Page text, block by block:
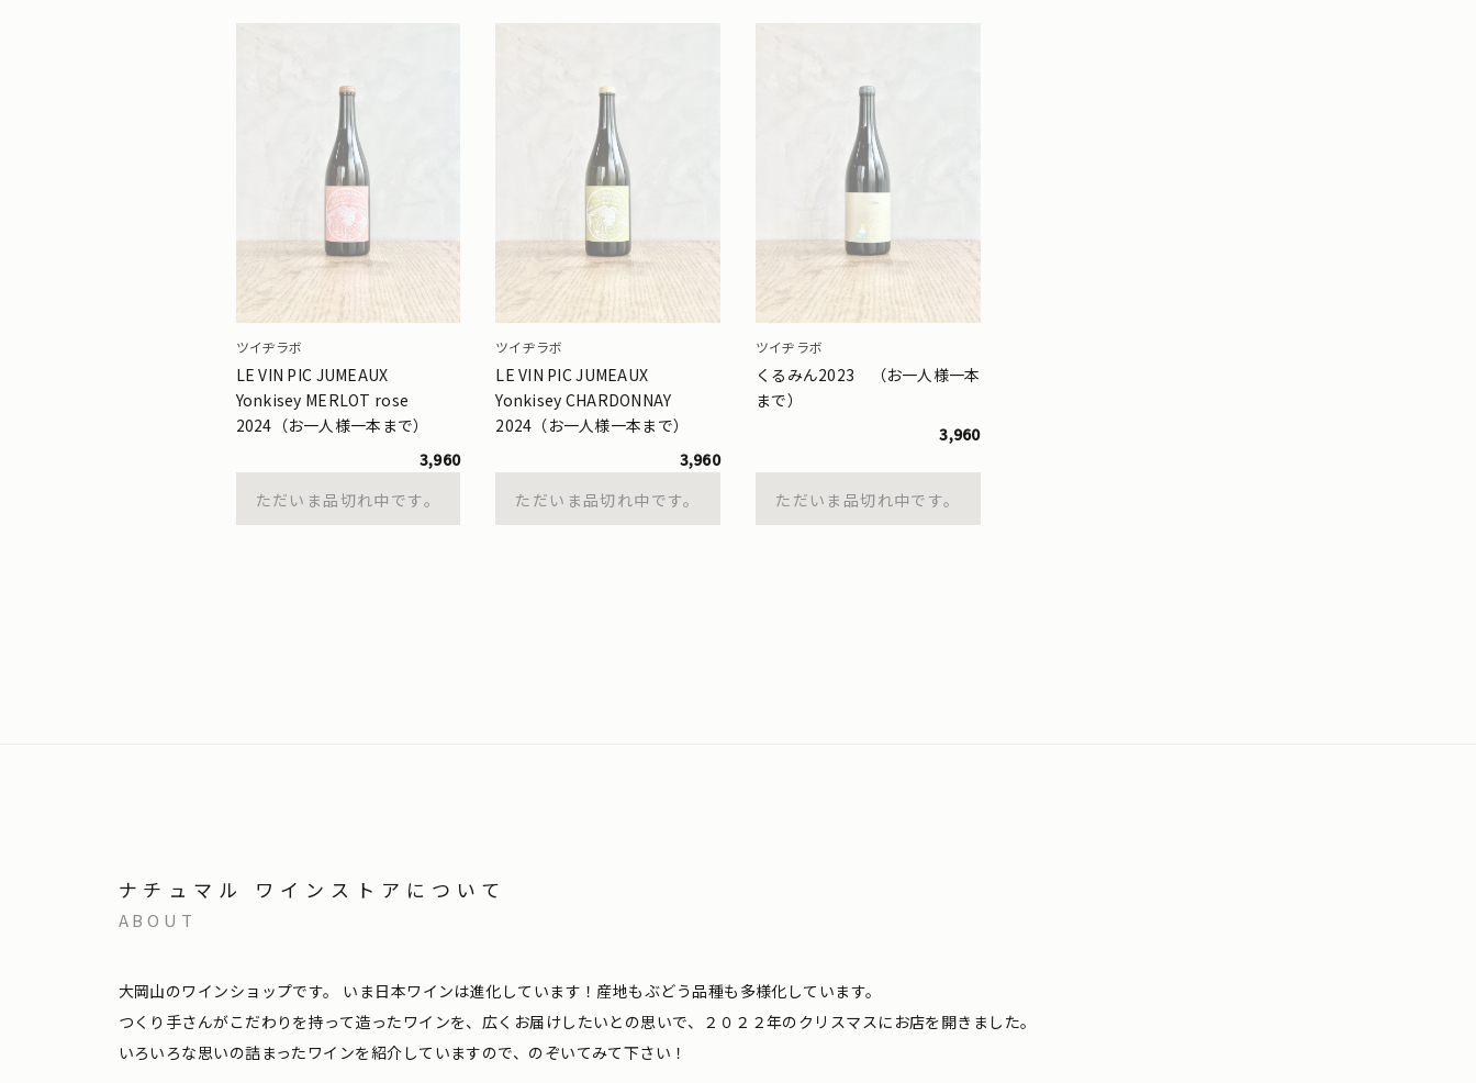
ツイヂラボ
LE VIN PIC JUMEAUX
Yonkisey MERLOT rose
2024（お一人様一本まで）
3,960
ただいま品切れ中です。
ツイヂラボ
LE VIN PIC JUMEAUX
Yonkisey CHARDONNAY
2024（お一人様一本まで）
3,960
ただいま品切れ中です。
ツイヂラボ
くるみん2023 （お一人様一本
まで）
3,960
ただいま品切れ中です。
ナチュマル ワインストアについて
ABOUT
大岡山のワインショップです。
いま日本ワインは進化しています！産地もぶどう品種も多様化しています。
つくり手さんがこだわりを持って造ったワインを、広くお届けしたいとの思いで、２０２２年のクリスマスにお店を開きました。
いろいろな思いの詰まったワインを紹介していますので、のぞいてみて下さい！